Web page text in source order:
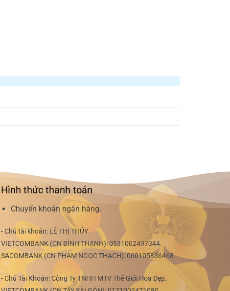
Hình thức thanh toán
Chuyển khoản ngân hàng.
- Chủ tài khoản: LÊ THỊ THÚY.
VIETCOMBANK (CN BÌNH THẠNH):0531002497344.
SACOMBANK (CN PHẠM NGỌC THẠCH):060105836468
- Chủ Tài Khoản: Công Ty TNHH MTV Thế Giới Hoa Đẹp.